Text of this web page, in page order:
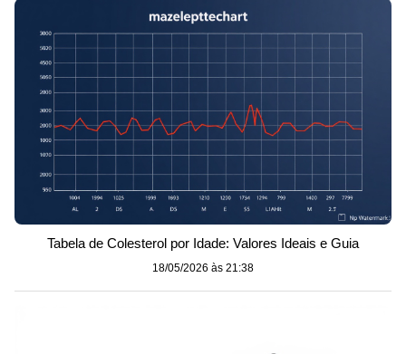
Tabela de Colesterol por Idade: Valores Ideais e Guia
18/05/2026 às 21:38